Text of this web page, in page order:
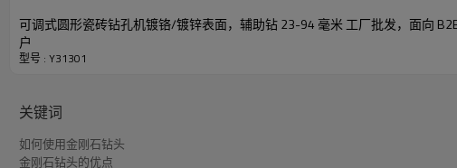
TILER金刚石钻头采用高强度碳钢和优质金刚石磨粒制成，表面
为什么 TILER 金刚石钻头不生锈且耐用？
TILER金刚石钻头采用高强度碳钢和优质金刚石磨粒制成，表面
可调式圆形瓷砖钻孔机镀铬/镀锌表面，辅助钻 23-94 毫米 工厂批发，面向
户
型号 : Y31301
关键词
如何使用金刚石钻头
金刚石钻头的优点